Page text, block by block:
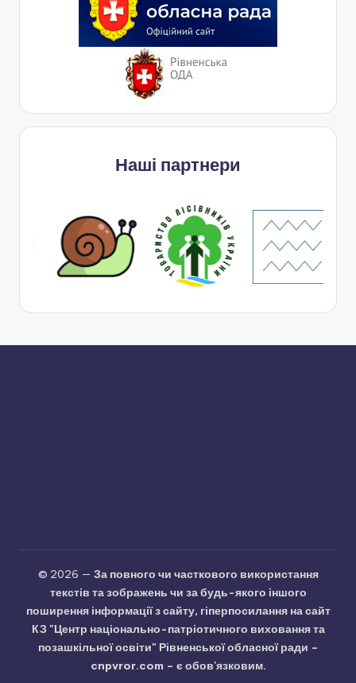
Наші партнери
© 2026 — За повного чи часткового використання
текстів та зображень чи за будь-якого іншого
поширення інформації з сайту, гіперпосилання на сайт
КЗ "Центр національно-патріотичного виховання та
позашкільної освіти" Рівненської обласної ради –
cnpvror.com – є обов'язковим.